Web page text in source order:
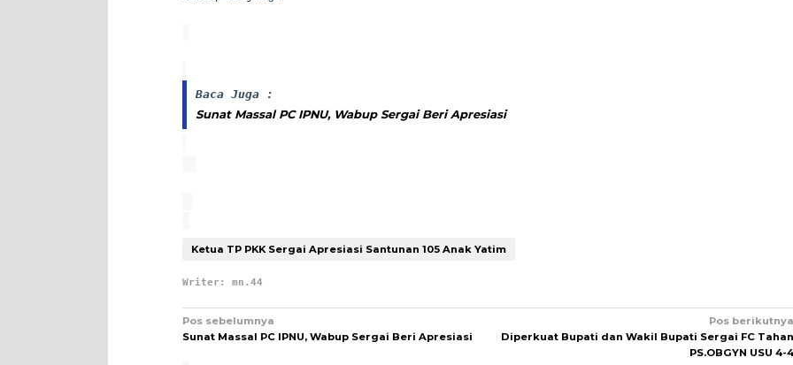
Baca Juga :
Sunat Massal PC IPNU, Wabup Sergai Beri Apresiasi
Ketua TP PKK Sergai Apresiasi Santunan 105 Anak Yatim
Writer: mn.44
Navigasi
pos
Pos sebelumnya
Sunat Massal PC IPNU, Wabup Sergai Beri Apresiasi
Pos berikutnya
Diperkuat Bupati dan Wakil Bupati Sergai FC Tahan
PS.OBGYN USU 4-4